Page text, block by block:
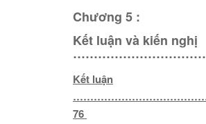
Chương 5 :
Kết luận và kiến nghị
……………………………
Kết luận
76